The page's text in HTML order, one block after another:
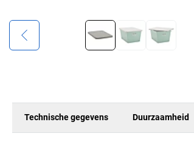
Technische gegevens Duurzaamheid